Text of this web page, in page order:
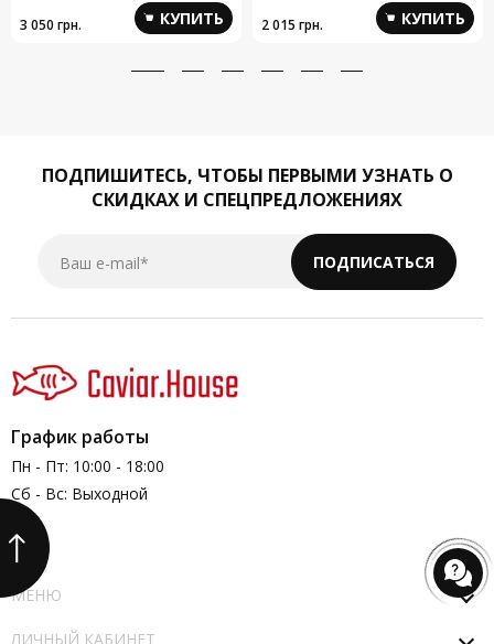
3 050 грн. КУПИТЬ 2 015 грн. КУПИТЬ
ПОДПИШИТЕСЬ, ЧТОБЫ ПЕРВЫМИ УЗНАТЬ О
СКИДКАХ И СПЕЦПРЕДЛОЖЕНИЯХ
Ваш e-mail* ПОДПИСАТЬСЯ
График работы
Пн - Пт: 10:00 - 18:00
Сб - Вс: Выходной
МЕНЮ
ЛИЧНЫЙ КАБИНЕТ